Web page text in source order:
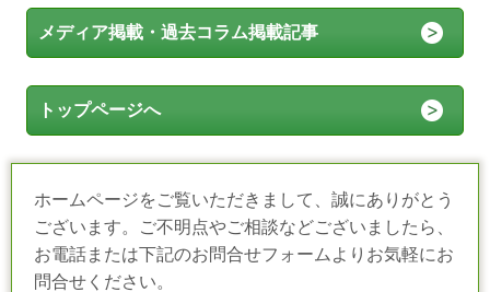
メディア掲載・過去コラム掲載記事
トップページへ
ホームページをご覧いただきまして、誠にありがとう
ございます。ご不明点やご相談などございましたら、
お電話または下記のお問合せフォームよりお気軽にお
問合せください。